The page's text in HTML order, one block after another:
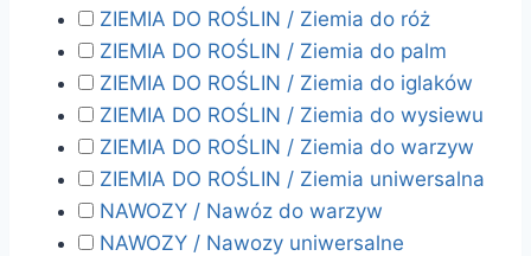
ZIEMIA DO ROŚLIN / Ziemia do róż
ZIEMIA DO ROŚLIN / Ziemia do palm
ZIEMIA DO ROŚLIN / Ziemia do iglaków
ZIEMIA DO ROŚLIN / Ziemia do wysiewu
ZIEMIA DO ROŚLIN / Ziemia do warzyw
ZIEMIA DO ROŚLIN / Ziemia uniwersalna
NAWOZY / Nawóz do warzyw
NAWOZY / Nawozy uniwersalne